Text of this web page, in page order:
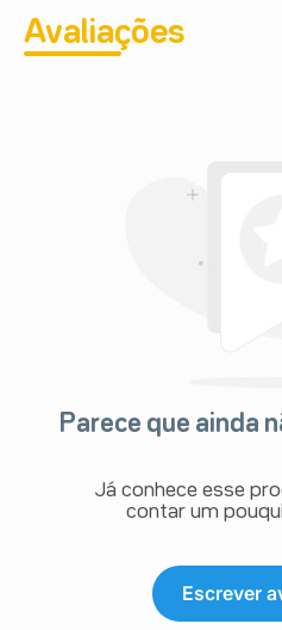
Avaliações
Parece que ainda
Já conhece esse
contar um
Escrever